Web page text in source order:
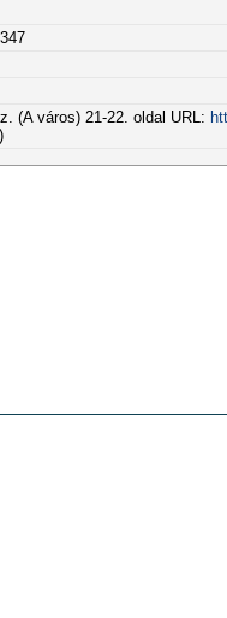
(A város) 21-22. oldal URL: